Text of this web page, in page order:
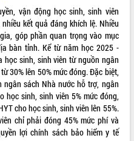
vận động học sinh, sinh viên
kết quả đáng khích lệ. Nhiều
góp phần quan trọng vào mục
bàn tỉnh. Kể từ năm học 2025 -
học sinh, sinh viên từ nguồn ngân
30% lên 50% mức đóng. Đặc biệt,
sách Nhà nước hỗ trợ, ngân
học sinh, sinh viên 5% mức đóng,
cho học sinh, sinh viên lên 55%.
chỉ phải đóng 45% mức phí và
lợi chính sách bảo hiểm y tế